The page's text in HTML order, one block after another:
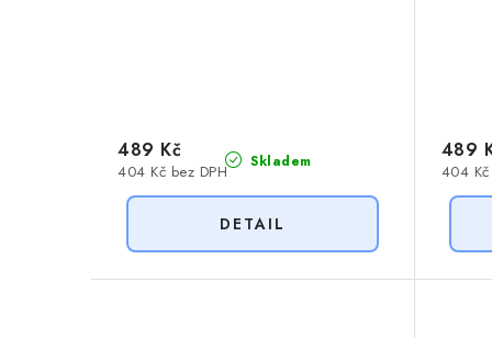
Skladem
404 Kč bez DPH
489 Kč
404 Kč
489